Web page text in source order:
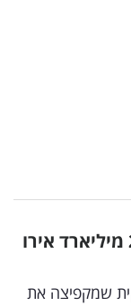
הוגו בוס מזנקת: הצעת ענק בסך 2 מיליארד אירו
שמקפיצה את